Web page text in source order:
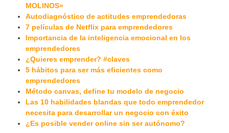
MOLINOS»
Autodiagnóstico de actitudes emprendedoras
7 películas de Netflix para emprendedores
Importancia de la inteligencia emocional en los
emprendedores
¿Quieres emprender? #claves
5 hábitos para ser más eficientes como
emprendedores
Método canvas, define tu modelo de negocio
Las 10 habilidades blandas que todo emprendedor
necesita para desarrollar un negocio con éxito
¿Es posible vender online sin ser autónomo?